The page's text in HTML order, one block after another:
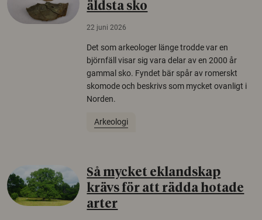
äldsta sko
22 juni 2026
Det som arkeologer länge trodde var en
björnfäll visar sig vara delar av en 2000 år
gammal sko. Fyndet bär spår av romerskt
skomode och beskrivs som mycket ovanligt i
Norden.
Arkeologi
Så mycket eklandskap
krävs för att rädda hotade
arter